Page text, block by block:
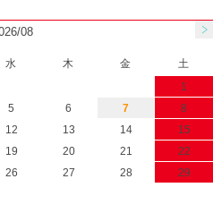
08
水 木 金
土
1
5 6 7
8
12 13 14
15
19 20 21
22
26 27 28
29